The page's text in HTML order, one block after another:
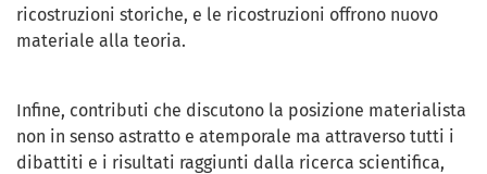
ricostruzioni storiche, e le ricostruzioni offrono nuovo
materiale alla teoria.
Infine, contributi che discutono la posizione materialista
non in senso astratto e atemporale ma attraverso tutti i
dibattiti e i risultati raggiunti dalla ricerca scientifica,